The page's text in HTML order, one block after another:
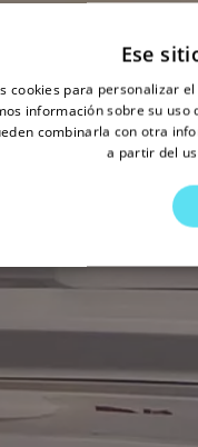
Ese
cookies para personalizar
información sobre su uso
combinarla con otra
a partir del